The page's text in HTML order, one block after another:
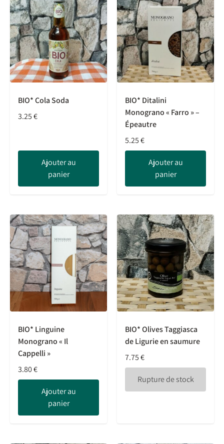
BIO* Cola Soda
3.25€
Ajouter au
panier
BIO* Ditalini
Monograno « Farro » –
Épeautre
5.25€
Ajouter au
panier
BIO* Linguine
Monograno « Il
Cappelli »
3.80€
Ajouter au
panier
BIO* Olives Taggiasca
de Ligurie en saumure
7.75€
Rupture de stock